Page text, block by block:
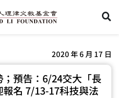
2020 年 6 月 17 日
預告：6/24交大「長
名 7/13-17科技與法